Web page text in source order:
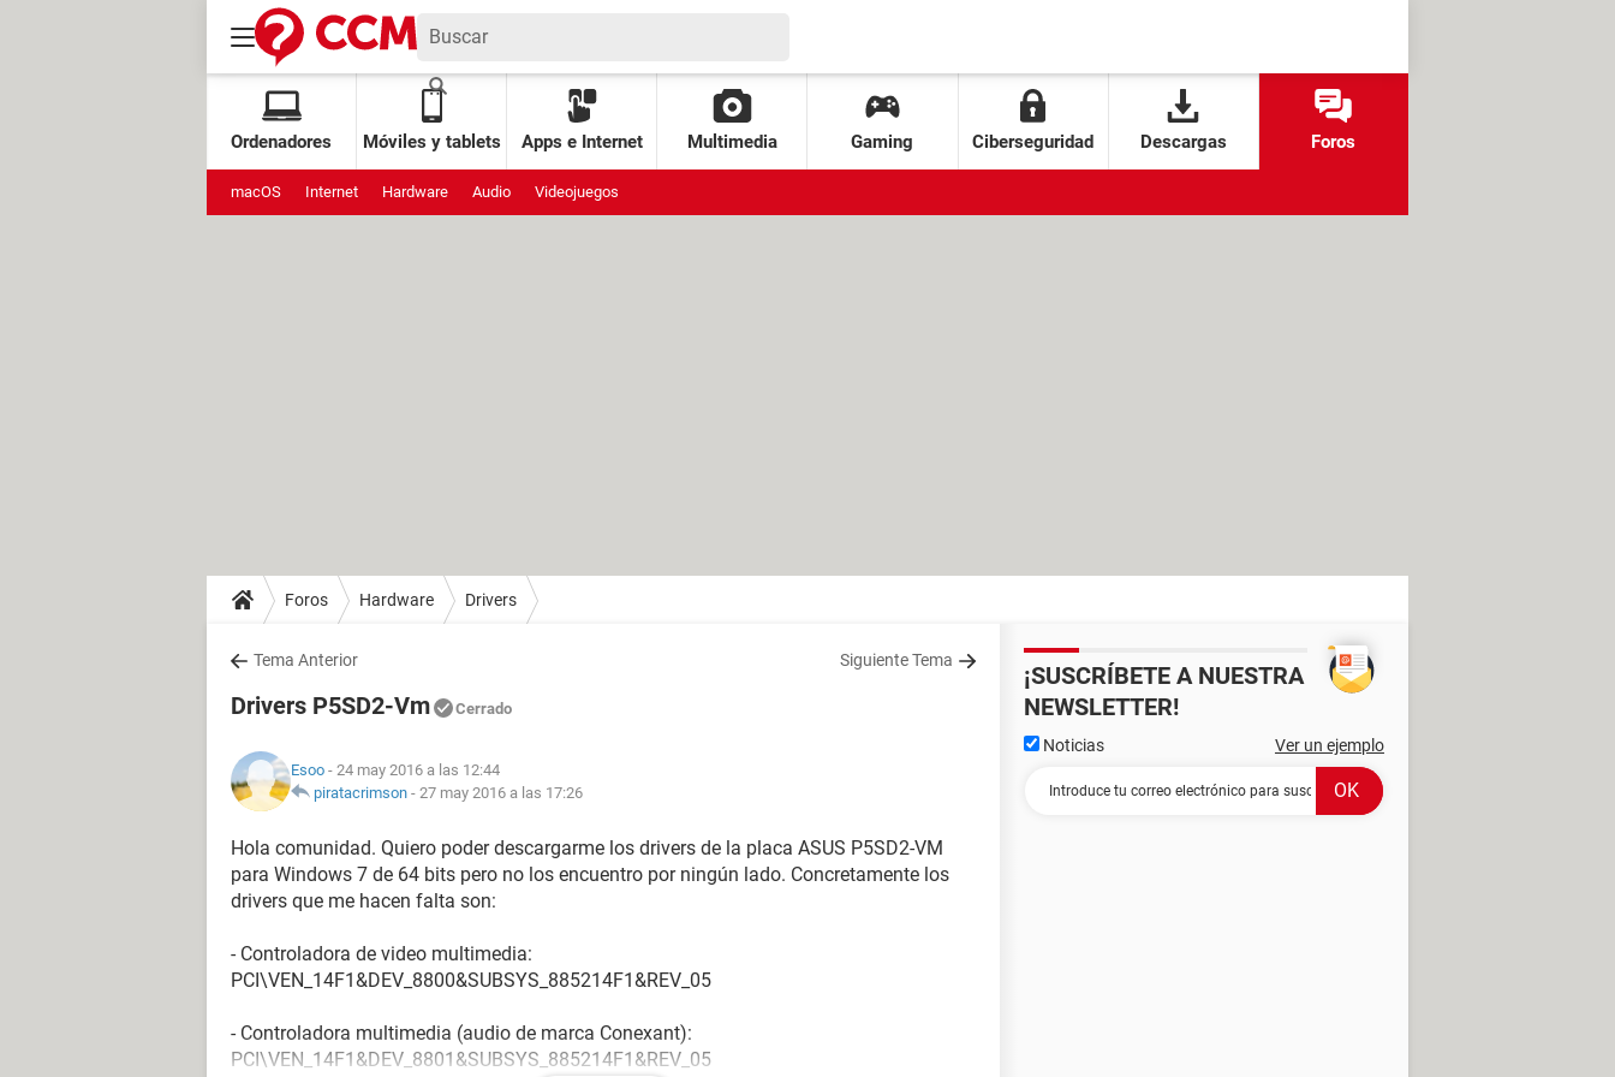
Ordenadores Móviles y tablets Apps e Internet Multimedia Gaming Ciberseguridad Descargas Foros
macOS Internet Hardware Audio Videojuegos
Foros Hardware Drivers
Tema Anterior Siguiente Tema
Drivers P5SD2-Vm Cerrado
Esoo - 24 may 2016 a las 12:44
piratacrimson - 27 may 2016 a las 17:26
Hola comunidad. Quiero poder descargarme los drivers de la placa ASUS P5SD2-VM
para Windows 7 de 64 bits pero no los encuentro por ningún lado. Concretamente los
drivers que me hacen falta son:
- Controladora de video multimedia:
PCI\VEN_14F1&DEV_8800&SUBSYS_885214F1&REV_05
- Controladora multimedia (audio de marca Conexant):
PCI\VEN_14F1&DEV_8801&SUBSYS_885214F1&REV_05
¡SUSCRÍBETE A NUESTRA
NEWSLETTER!
Noticias Ver un ejemplo